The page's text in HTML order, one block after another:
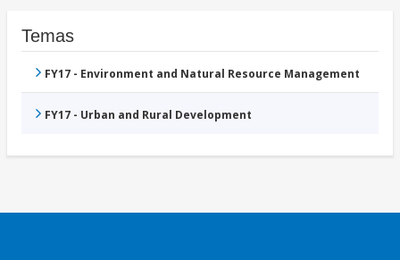
Temas
FY17 - Environment and Natural Resource Management
FY17 - Urban and Rural Development